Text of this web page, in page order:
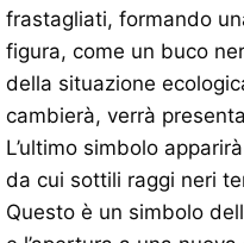
frastagliati, formando
figura, come un buco
della situazione
cambierà, verrà
L’ultimo simbolo
da cui sottili raggi neri
Questo è un simbolo